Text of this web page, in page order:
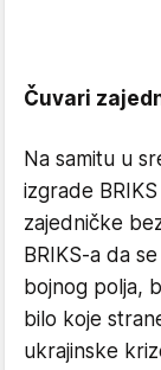
Čuvari
Na samitu u
izgrade
zajedničke
BRIKS-a da
bojnog polja,
bilo koje
ukrajinske